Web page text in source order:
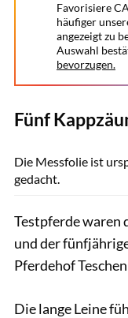
Favorisiere
häufiger
angezeigt zu
Auswahl
bevorzugen.
Fünf
Die Messfolie ist
gedacht.
Testpferde waren
und der
Pferdehof
Die lange Leine